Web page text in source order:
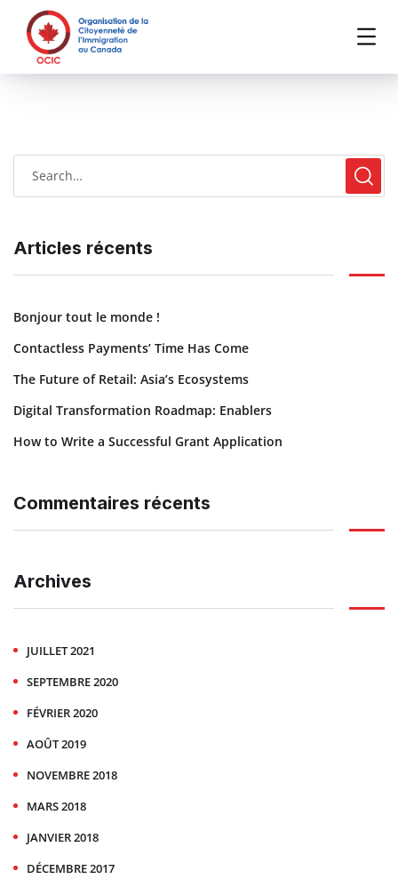
Articles récents
Bonjour tout le monde !
Contactless Payments’ Time Has Come
The Future of Retail: Asia’s Ecosystems
Digital Transformation Roadmap: Enablers
How to Write a Successful Grant Application
Commentaires récents
Archives
JUILLET 2021
SEPTEMBRE 2020
FÉVRIER 2020
AOÛT 2019
NOVEMBRE 2018
MARS 2018
JANVIER 2018
DÉCEMBRE 2017